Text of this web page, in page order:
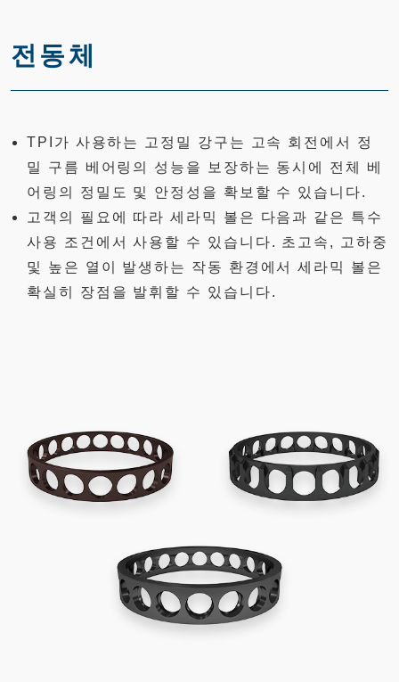
전동체
TPI가 사용하는 고정밀 강구는 고속 회전에서 정
밀 구름 베어링의 성능을 보장하는 동시에 전체 베
어링의 정밀도 및 안정성을 확보할 수 있습니다.
고객의 필요에 따라 세라믹 볼은 다음과 같은 특수
사용 조건에서 사용할 수 있습니다. 초고속, 고하중
및 높은 열이 발생하는 작동 환경에서 세라믹 볼은
확실히 장점을 발휘할 수 있습니다.